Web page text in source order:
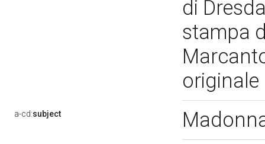
di
stampa
a-cd:subject